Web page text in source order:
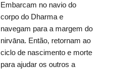
Embarcam no navio do
corpo do Dharma e
navegam para a margem do
nirvāna. Então, retornam ao
ciclo de nascimento e morte
para ajudar os outros a